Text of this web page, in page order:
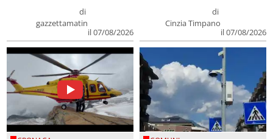
di
gazzettamatin
il 07/08/2026
di
Cinzia Timpano
il 07/08/2026